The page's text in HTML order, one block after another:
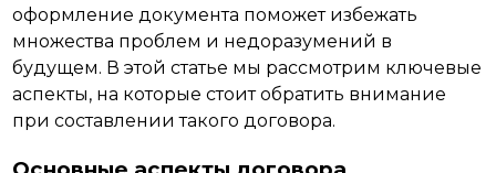
оформление документа поможет избежать
множества проблем и недоразумений в
будущем. В этой статье мы рассмотрим ключевые
аспекты, на которые стоит обратить внимание
при составлении такого договора.